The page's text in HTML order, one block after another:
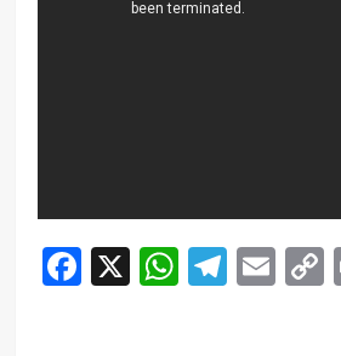
Facebook
X